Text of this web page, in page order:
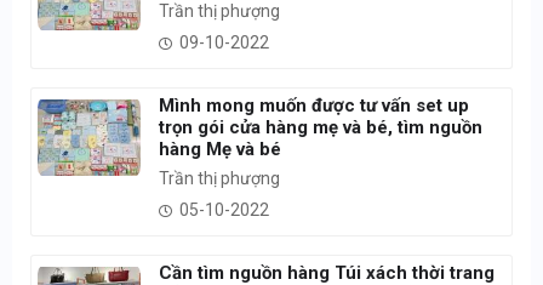
Trần thị phượng
09-10-2022
Mình mong muốn được tư vấn set up
trọn gói cửa hàng mẹ và bé, tìm nguồn
hàng Mẹ và bé
Trần thị phượng
05-10-2022
Cần tìm nguồn hàng Túi xách thời trang